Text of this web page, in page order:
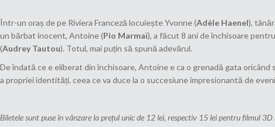
Într-un oraș de pe Riviera Franceză locuiește Yvonne (Adèle Haenel),
un bărbat inocent, Antoine (Pio Marmaï), a făcut 8 ani de închisoare
(Audrey Tautou). Totul, mai puțin să spună adevărul.
De îndată ce e eliberat din închisoare, Antoine e ca o grenadă gata
a propriei identități, ceea ce va duce la o succesiune impresionantă de
Biletele sunt puse în vânzare la prețul unic de 12 lei, respectiv 15 lei pentru filmul